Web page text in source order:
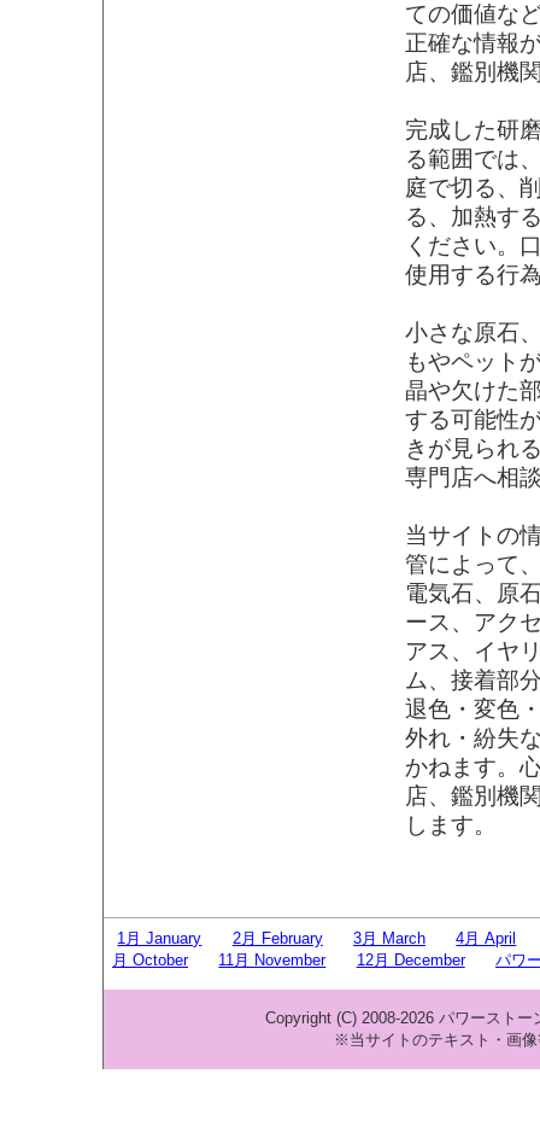
ての価値な
正確な情報
店、鑑別機
完成した研
る範囲では
庭で切る、
る、加熱す
ください。
使用する行
小さな原石
もやペット
晶や欠けた
する可能性
きが見られ
専門店へ相
当サイトの
管によって
電気石、原
ース、アク
アス、イヤ
ム、接着部
退色・変色
外れ・紛失
かねます。
店、鑑別機
します。
1月 January 2月 February 3月 March
4月 April
月 October
11月 November 12月 December パワ
Copyright (C) 2008-2026 パワースト
※当サイトのテキスト・画